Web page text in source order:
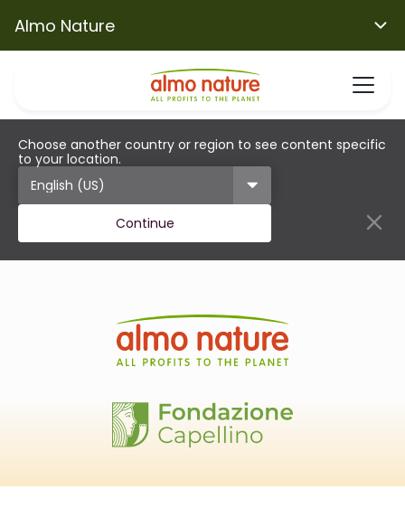
Almo Nature
Choose another country or region to see content specific
to your location.
Continue